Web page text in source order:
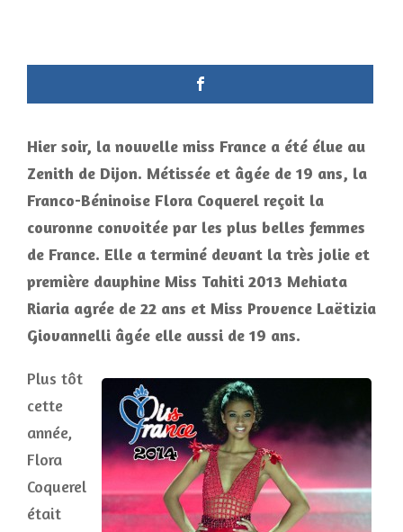
Hier soir, la nouvelle miss France a été élue au
Zenith de Dijon. Métissée et âgée de 19 ans, la
Franco-Béninoise Flora Coquerel reçoit la
couronne convoitée par les plus belles femmes
de France. Elle a terminé devant la très jolie et
première dauphine Miss Tahiti 2013 Mehiata
Riaria agrée de 22 ans et Miss Provence Laëtizia
Giovannelli âgée elle aussi de 19 ans.
Plus tôt
cette
année,
Flora
Coquerel
était